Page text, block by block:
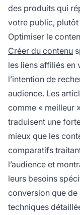
des produits qui
votre public,
Optimiser le
Créer du contenu
les liens affiliés en
l’intention de
audience. Les
comme « meilleur
traduisent une
mieux que les
comparatifs
l’audience et
leurs besoins
conversion que de
techniques